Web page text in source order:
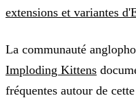
extensions et variantes
La communauté
Imploding Kittens
fréquentes autour de